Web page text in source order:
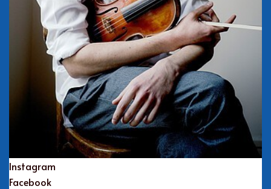
Instagram
Facebook